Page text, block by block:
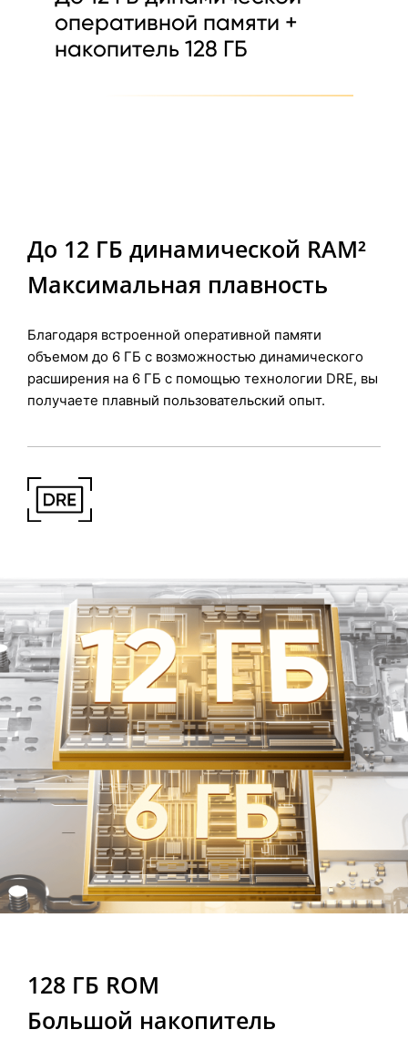
оперативной памяти +
накопитель 128 ГБ
До 12 ГБ динамической RAM²
Максимальная плавность
Благодаря встроенной оперативной памяти
объемом до 6 ГБ c возможностью динамического
расширения на 6 ГБ с помощью технологии DRE, вы
получаете плавный пользовательский опыт.
128 ГБ ROM
Большой накопитель